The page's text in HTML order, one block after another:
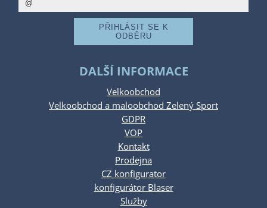
DALŠÍ INFORMACE
Velkoobchod
Velkoobchod a maloobchod Zelený Sport
GDPR
VOP
Kontakt
Prodejna
CZ konfigurator
konfigurátor Blaser
Služby